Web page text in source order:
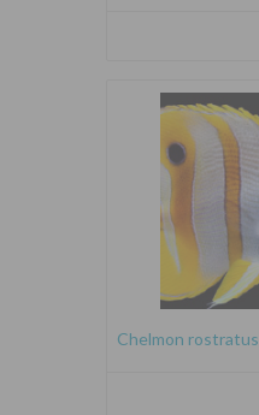
Chelmon rostratus